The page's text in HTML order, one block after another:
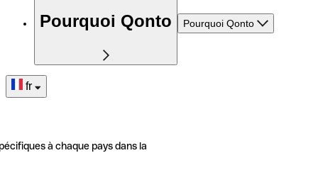
Pourquoi Qonto Pourquoi Qonto
fr
à chaque pays dans la